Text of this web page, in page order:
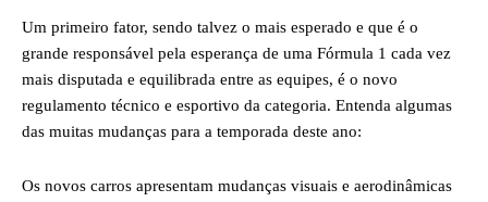
Um primeiro fator, sendo talvez o mais esperado e que é o
grande responsável pela esperança de uma Fórmula 1 cada vez
mais disputada e equilibrada entre as equipes, é o novo
regulamento técnico e esportivo da categoria. Entenda algumas
das muitas mudanças para a temporada deste ano:
Os novos carros apresentam mudanças visuais e aerodinâmicas